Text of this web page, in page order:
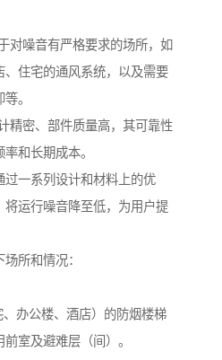
对噪音有严格要求的场所，如
住宅的通风系统，以及需要
。
精密、部件质量高，其可靠性
和长期成本。
过一系列设计和材料上的优
运行噪音降至低，为用户提
所和情况：
办公楼、酒店）的防烟楼梯
室及避难层（间）。